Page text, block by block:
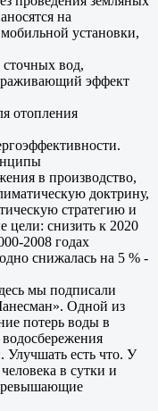
на
установки,
вод,
эффект
отопления
в производство,
доктрину,
стратегию и
цели: снизить к 2020
2008 годах
снижалась на 5 % -
мы подписали
Одной из
потерь воды в
Улучшать есть что. У
в сутки и